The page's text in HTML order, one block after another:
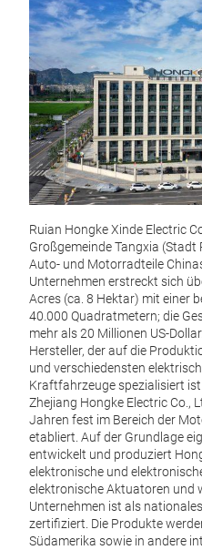
Ruian Hongke Xinde Electric
Großgemeinde Tangxia
Auto- und Motorradteile
Unternehmen erstreckt sich
Acres (ca. 8 Hektar) mit einer
40.000 Quadratmetern; die
mehr als 20 Millionen US-
Hersteller, der auf die
und verschiedensten
Kraftfahrzeuge spezialisiert
Zhejiang Hongke Electric Co.,
Jahren fest im Bereich der
etabliert. Auf der Grundlage
entwickelt und produziert
elektronische und
elektronische Aktuatoren und
Unternehmen ist als
zertifiziert. Die Produkte
Südamerika sowie in andere